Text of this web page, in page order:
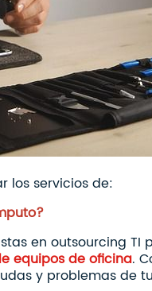
los servicios de:
en outsourcing
equipos de oficina.
y problemas de